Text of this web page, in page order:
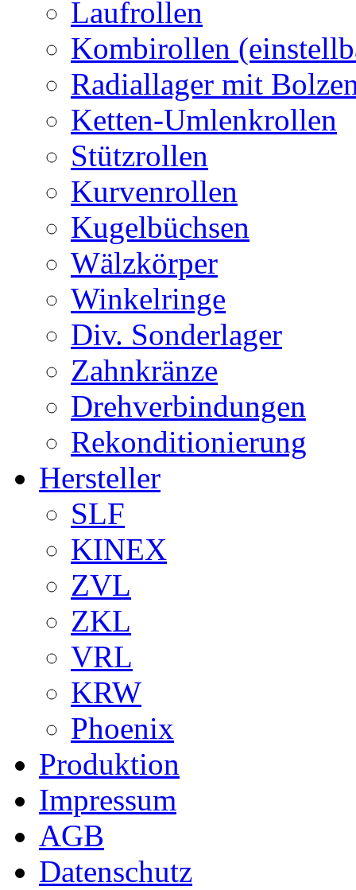
Laufrollen
Kombirollen
Radiallager mit
Ketten-Umlenkrollen
Stützrollen
Kurvenrollen
Kugelbüchsen
Wälzkörper
Winkelringe
Div. Sonderlager
Zahnkränze
Drehverbindungen
Rekonditionierung
Hersteller
SLF
KINEX
ZVL
ZKL
VRL
KRW
Phoenix
Produktion
Impressum
AGB
Datenschutz